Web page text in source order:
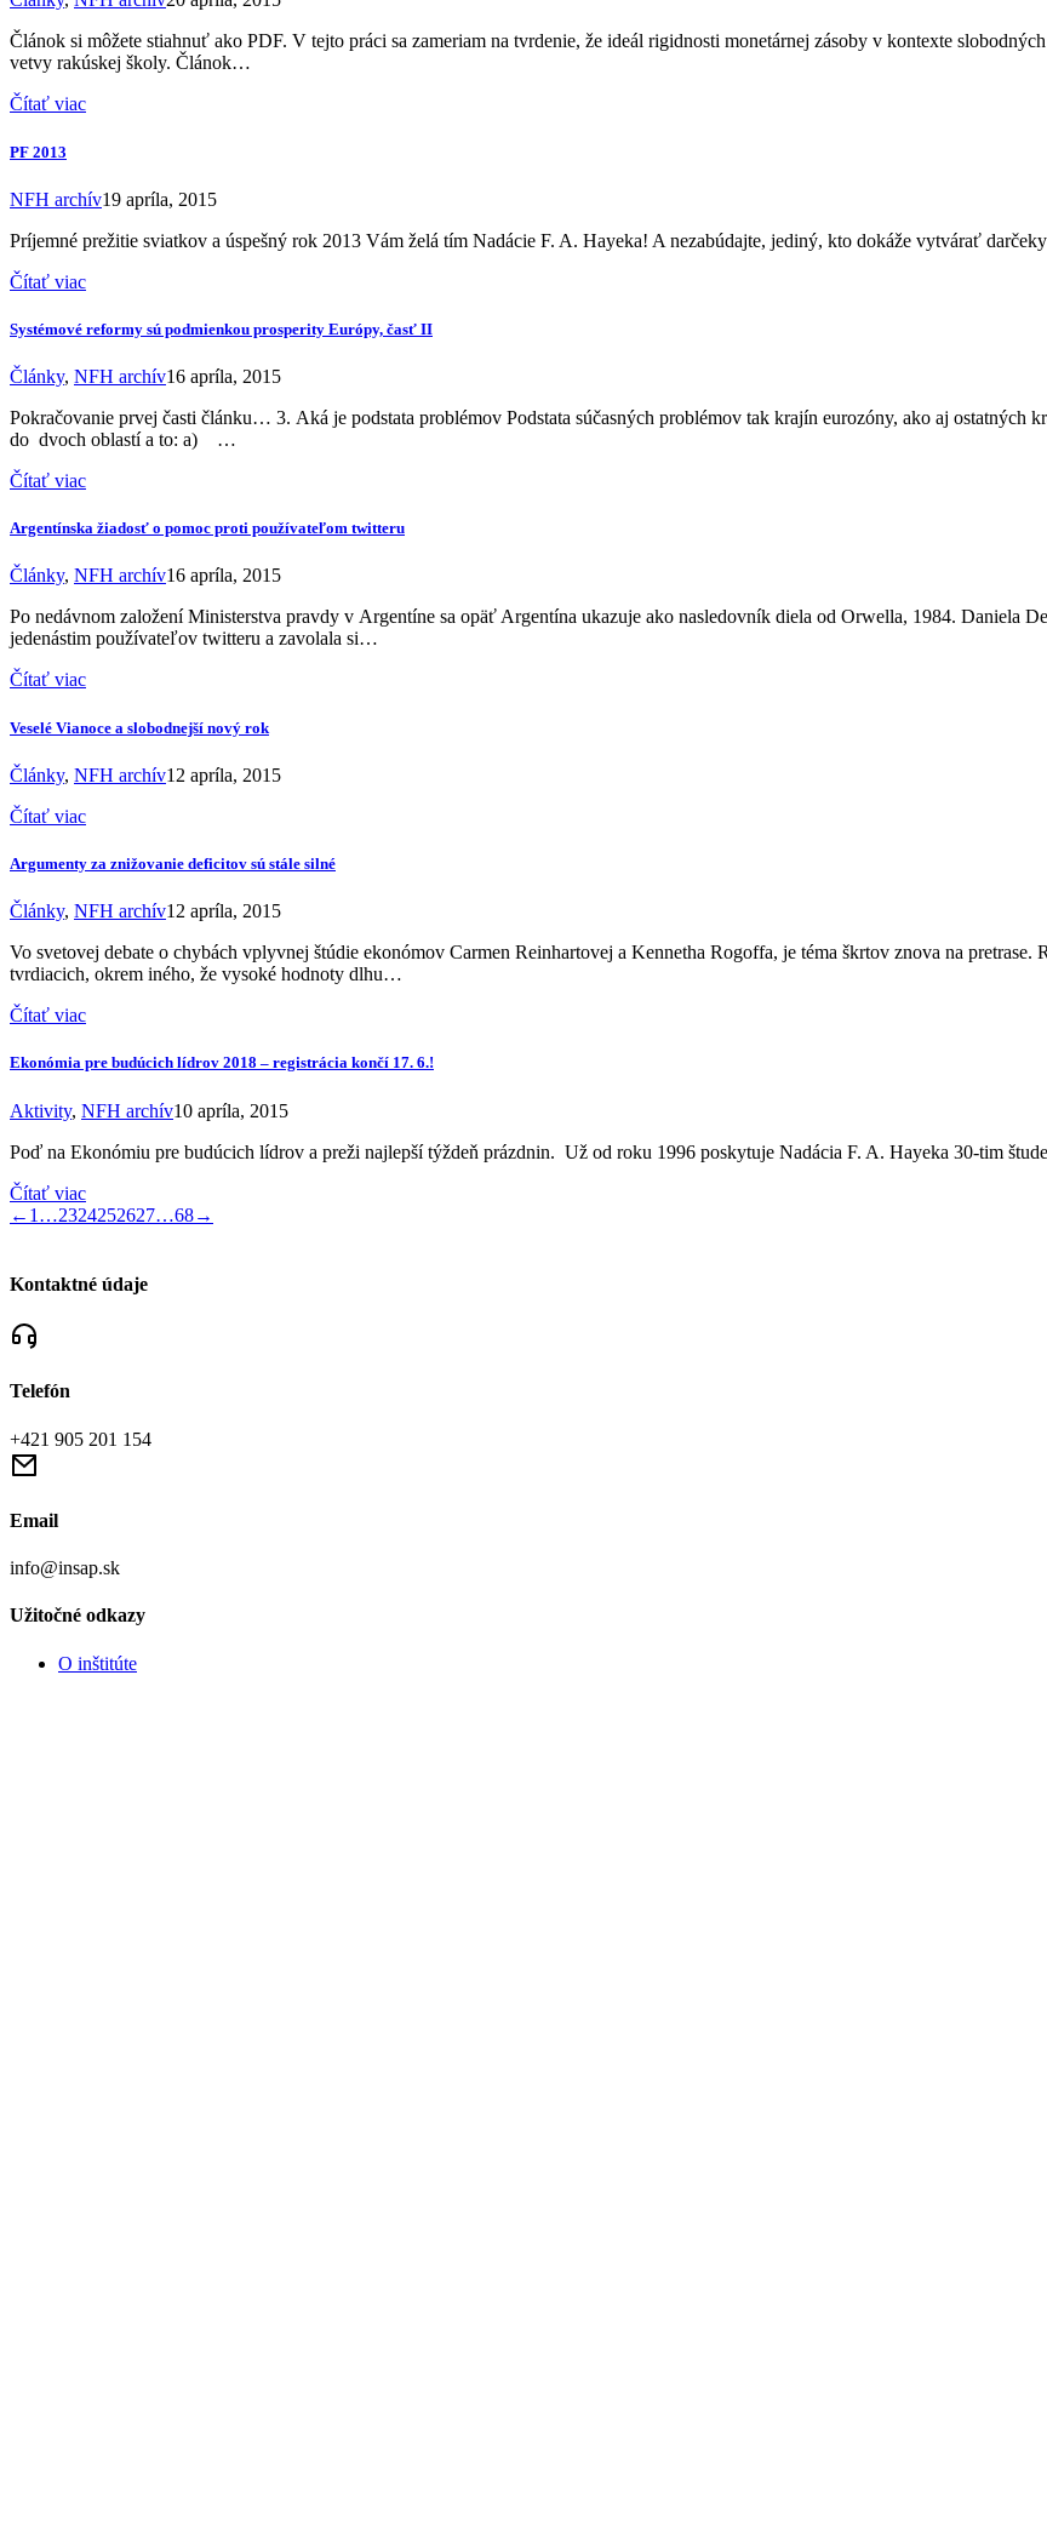
Článok si môžete stiahnuť ako PDF. V tejto práci sa zameriam na tvrdenie, že ideál rigidnosti monetárnej zásoby v kontexte
vetvy rakúskej školy. Článok…
Čítať viac
PF 2013
NFH archív19 apríla, 2015
Príjemné prežitie sviatkov a úspešný rok 2013 Vám želá tím Nadácie F. A. Hayeka! A nezabúdajte, jediný, kto dokáže vytvárať
Čítať viac
Systémové reformy sú podmienkou prosperity Európy, časť II
Články, NFH archív16 apríla, 2015
Pokračovanie prvej časti článku… 3. Aká je podstata problémov Podstata súčasných problémov tak krajín eurozóny, ako aj ostatných
do dvoch oblastí a to: a) …
Čítať viac
Argentínska žiadosť o pomoc proti používateľom twitteru
Články, NFH archív16 apríla, 2015
Po nedávnom založení Ministerstva pravdy v Argentíne sa opäť Argentína ukazuje ako nasledovník diela od Orwella, 1984. Daniela
jedenástim používateľov twitteru a zavolala si…
Čítať viac
Veselé Vianoce a slobodnejší nový rok
Články, NFH archív12 apríla, 2015
Čítať viac
Argumenty za znižovanie deficitov sú stále silné
Články, NFH archív12 apríla, 2015
Vo svetovej debate o chybách vplyvnej štúdie ekonómov Carmen Reinhartovej a Kennetha Rogoffa, je téma škrtov znova na
tvrdiacich, okrem iného, že vysoké hodnoty dlhu…
Čítať viac
Ekonómia pre budúcich lídrov 2018 – registrácia končí 17. 6.!
Aktivity, NFH archív10 apríla, 2015
Poď na Ekonómiu pre budúcich lídrov a preži najlepší týždeň prázdnin. Už od roku 1996 poskytuje Nadácia F. A. Hayeka 30-tim
Čítať viac
← 1 …2324252627…68→
Kontaktné údaje
Telefón
+421 905 201 154
Email
info@insap.sk
Užitočné odkazy
O inštitúte